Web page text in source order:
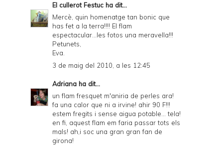
El cullerot Festuc ha dit...
Mercè, quin homenatge tan bonic que
has fet a la terra!!!! El flam
espectacular...les fotos una meravella!!!
Petunets,
Eva.
3 de maig del 2010, a les 12:45
Adriana ha dit...
un flam fresquet m'aniria de perles ara!
fa una calor que ni a irvine! ahir 90 F!!!
estem fregits i sense aigua potable... tela!
en fi, aquest flam em faria passar tots els
mals! ah,i soc una gran gran fan de
girona!